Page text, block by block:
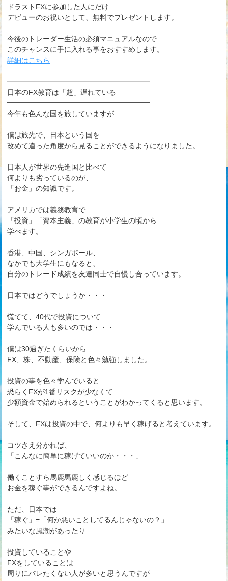
ドラストFXに参加した人にだけ
デビューのお祝いとして、無料でプレゼントします。
今後のトレーダー生活の必須マニュアルなので
このチャンスに手に入れる事をおすすめします。
詳細はこちら
━━━━━━━━━━━━━━━━━━━━
日本のFX教育は「超」遅れている
━━━━━━━━━━━━━━━━━━━━
今年も色んな国を旅していますが
僕は旅先で、日本という国を
改めて違った角度から見ることができるようになりました。
日本人が世界の先進国と比べて
何よりも劣っているのが、
「お金」の知識です。
アメリカでは義務教育で
「投資」「資本主義」の教育が小学生の頃から
学べます。
香港、中国、シンガポール、
なかでも大学生にもなると、
自分のトレード成績を友達同士で自慢し合っています。
日本ではどうでしょうか・・・
慌てて、40代で投資について
学んでいる人も多いのでは・・・
僕は30過ぎたくらいから
FX、株、不動産、保険と色々勉強しました。
投資の事を色々学んでいると
恐らくFXが1番リスクが少なくて
少額資金で始められるということがわかってくると思います。
そして、FXは投資の中で、何よりも早く稼げると考えています。
コツさえ分かれば、
「こんなに簡単に稼げていいのか・・・」
働くことすら馬鹿馬鹿しく感じるほど
お金を稼ぐ事ができるんですよね。
ただ、日本では
「稼ぐ」=「何か悪いことしてるんじゃないの？」
みたいな風潮があったり
投資していることや
FXをしていることは
周りにバレたくない人が多いと思うんですが